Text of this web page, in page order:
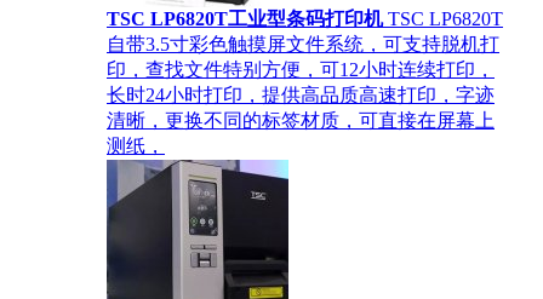
TSC LP6820T工业型条码打印机 TSC LP6820T
自带3.5寸彩色触摸屏文件系统，可支持脱机打
印，查找文件特别方便，可12小时连续打印，
长时24小时打印，提供高品质高速打印，字迹
清晰，更换不同的标签材质，可直接在屏幕上
测纸，